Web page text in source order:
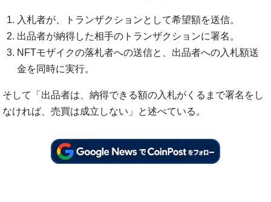
入札者が、トランザクションとして希望額を送信。
出品者が納得した相手のトランザクションに署名。
NFTモザイクの落札者への送信と、出品者への入札額送
金を同時に実行。
そして「出品者は、納得できる額の入札がくるまで署名をし
なければ、売買は成立しない」と述べている。